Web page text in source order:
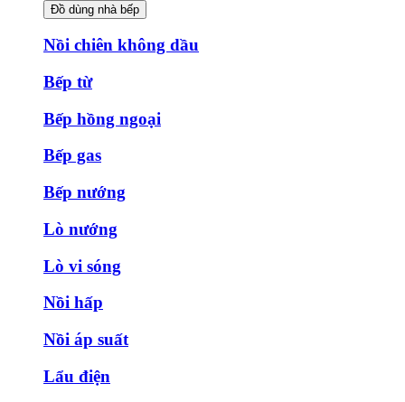
Đồ dùng nhà bếp
Nồi chiên không dầu
Bếp từ
Bếp hồng ngoại
Bếp gas
Bếp nướng
Lò nướng
Lò vi sóng
Nồi hấp
Nồi áp suất
Lẩu điện